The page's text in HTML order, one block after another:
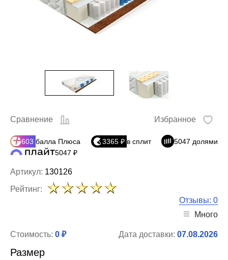
Артикул: 130126
Сравнение Избранное
603 балла Плюса 3365 ₽ в сплит
5047 долями
5047 ₽
Рейтинг:
Отзывы: 0
Много
Стоимость: 0 ₽ Дата доставки: 07.08.2026
Размер